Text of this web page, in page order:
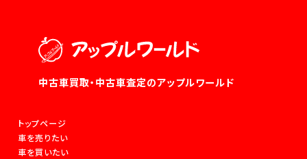
中古車買取・中古車査定のアップルワールド
トップページ
車を売りたい
車を買いたい